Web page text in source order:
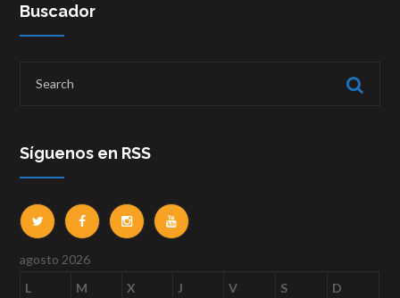
Buscador
Síguenos en RSS
agosto 2026
L
M X J V S D